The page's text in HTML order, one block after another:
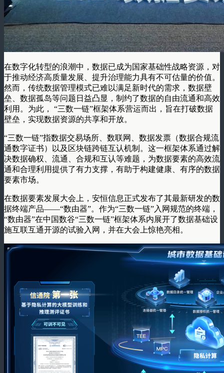
在数字化转型的浪潮中，数据已成为国家基础性战略资源，对
于推动经济高质量发展、提升治理能力具有不可估量的价值。
然而，传统数据管理模式已难以满足新时代的需求，数据壁
垒、数据孤岛等问题日益凸显，制约了数据的自由流通和高效
利用。为此， “三数一链”框架体系营运而出，旨在打破数据
壁垒，实现数据资源的共享和开放。
“三数一链”指数据交易场所、数联网、数据发票（数据合规流
通数字证书）以及区块链跨链互认机制。这一框架体系通过解
决数据确权、流通、合规和互认等难题，为数据要素的高效流
通和合理利用提供了有力支撑，有助于构建健康、有序的数据
要素市场。
在数据要素发展大会上，安恒信息正式发布了其最新研发的数
据终端产品——“数由器”。作为“三数一链”入网规范的终端，
“数由器”在中国数谷“三数一链”框架体系内展开了数据基础设
施互联互通开源的试验入网，并在大会上惊艳亮相。